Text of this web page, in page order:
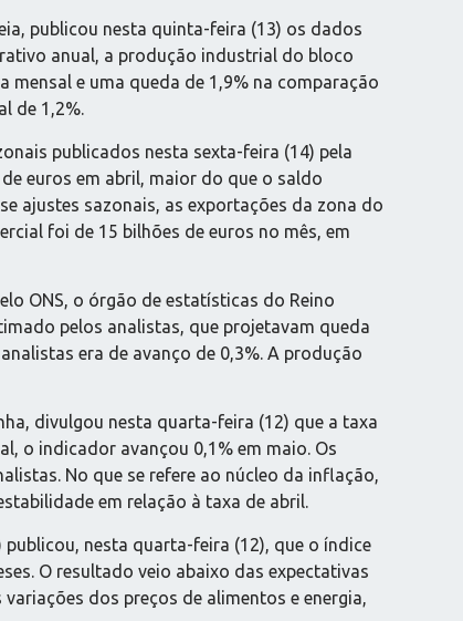
publicou nesta quinta-feira (13) os dados
anual, a produção industrial do bloco
e uma queda de 1,9% na comparação
de 1,2%.
publicados nesta sexta-feira (14) pela
euros em abril, maior do que o saldo
ajustes sazonais, as exportações da zona do
foi de 15 bilhões de euros no mês, em
ONS, o órgão de estatísticas do Reino
pelos analistas, que projetavam queda
era de avanço de 0,3%. A produção
divulgou nesta quarta-feira (12) que a taxa
o indicador avançou 0,1% em maio. Os
No que se refere ao núcleo da inflação,
em relação à taxa de abril.
nesta quarta-feira (12), que o índice
O resultado veio abaixo das expectativas
dos preços de alimentos e energia,